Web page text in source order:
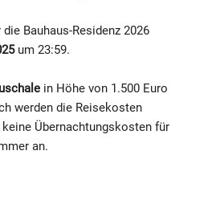
die Bauhaus-Residenz 2026
um 23:59.
in Höhe von 1.500 Euro
werden die Reisekosten
Übernachtungskosten für
an.